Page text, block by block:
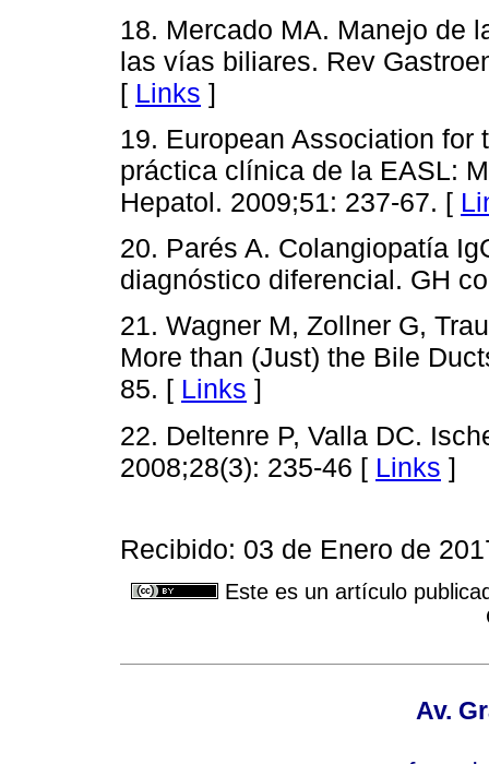
18. Mercado MA. Manejo de
las vías biliares. Rev
[ Links ]
19. European Association for
práctica clínica de la EASL:
Hepatol. 2009;51: 237-67. [
20. Parés A. Colangiopatía
diagnóstico diferencial. GH
21. Wagner M, Zollner G,
More than (Just) the Bile
85. [ Links ]
22. Deltenre P, Valla DC.
2008;28(3): 235-46 [ Links ]
Recibido: 03 de Enero de
Este es un artículo
Av.